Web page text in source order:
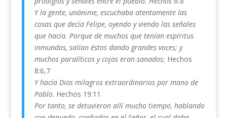
Y la gente, unánime, escuchaba atentamente las
cosas que decía Felipe, oyendo y viendo las señales
que hacía. Porque de muchos que tenían espíritus
inmundos, salían éstos dando grandes voces; y
muchos paralíticos y cojos eran sanados; Hechos
8:6,7
Y hacía Dios milagros extraordinarios por mano de
Pablo. Hechos 19:11
Por tanto, se detuvieron allí mucho tiempo, hablando